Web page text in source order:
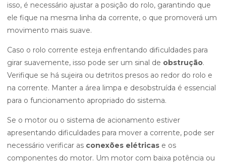
isso, é necessário ajustar a posição do rolo, garantindo que
ele fique na mesma linha da corrente, o que promoverá um
movimento mais suave.
Caso o rolo corrente esteja enfrentando dificuldades para
girar suavemente, isso pode ser um sinal de obstrução.
Verifique se há sujeira ou detritos presos ao redor do rolo e
na corrente. Manter a área limpa e desobstruída é essencial
para o funcionamento apropriado do sistema.
Se o motor ou o sistema de acionamento estiver
apresentando dificuldades para mover a corrente, pode ser
necessário verificar as conexões elétricas e os
componentes do motor. Um motor com baixa potência ou